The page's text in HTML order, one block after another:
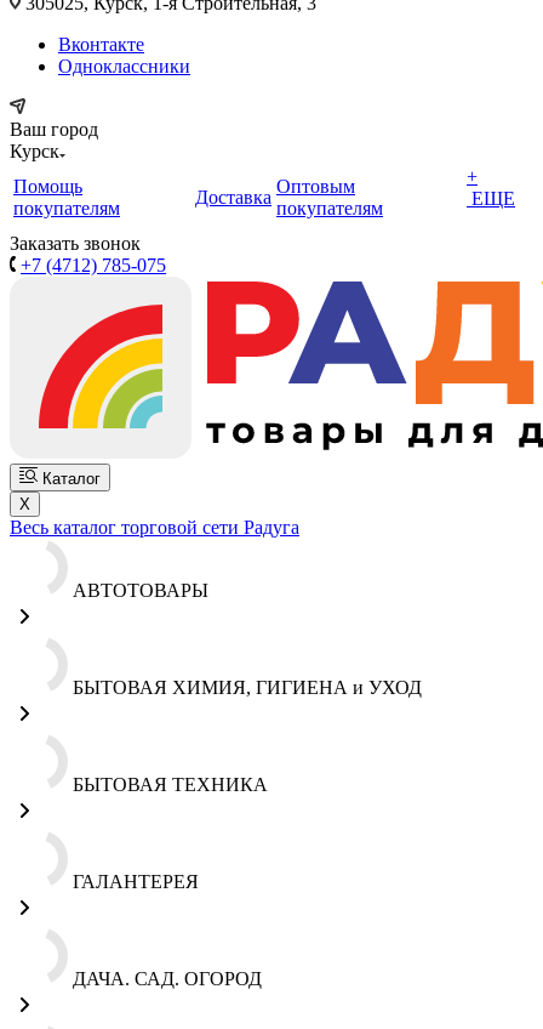
Вконтакте
Одноклассники
Ваш город
Курск
Помощь
покупателям
Доставка
Оптовым
покупателям
+
ЕЩЕ
Заказать звонок
+7 (4712) 785-075
Каталог
X
Весь каталог торговой сети Радуга
АВТОТОВАРЫ
БЫТОВАЯ ХИМИЯ, ГИГИЕНА и УХОД
БЫТОВАЯ ТЕХНИКА
ГАЛАНТЕРЕЯ
ДАЧА. САД. ОГОРОД